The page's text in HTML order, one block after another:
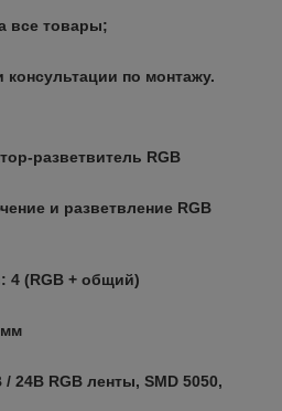
все товары;
по монтажу.
разветвитель RGB
и разветвление RGB
4 (RGB + общий)
24В RGB ленты, SMD 5050,